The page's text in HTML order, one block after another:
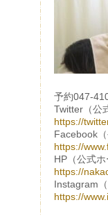
予約047-
Twitter（公
https://
Facebook（
https://
HP（公式ホ
https://
Instagram
https://